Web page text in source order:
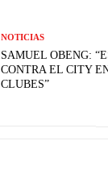
NOTICIAS
SAMUEL OBENG:
CONTRA EL CITY
CLUBES”